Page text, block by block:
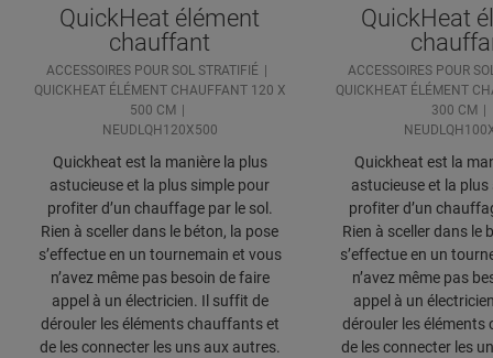
QuickHeat élément
chauffant
ACCESSOIRES POUR SOL STRATIFIÉ
QUICKHEAT ÉLÉMENT CHAUFFANT 120 X
500 CM
NEUDLQH120X500
Quickheat est la manière la plus
astucieuse et la plus simple pour
profiter d’un chauffage par le sol.
Rien à sceller dans le béton, la pose
s’effectue en un tournemain et vous
n’avez même pas besoin de faire
appel à un électricien. Il suffit de
dérouler les éléments chauffants et
de les connecter les uns aux autres.
QuickHeat
ACCESSOIRES POUR
QUICKHEAT ÉLÉMENT
300 CM
Quickheat est la
astucieuse et la
profiter d’un
Rien à sceller dans le
s’effectue en un
n’avez même pas
appel à un
dérouler les
de les connecter les